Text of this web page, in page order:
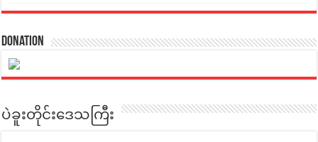
Donation
ပဲခူးတိုင်းဒေသကြီး